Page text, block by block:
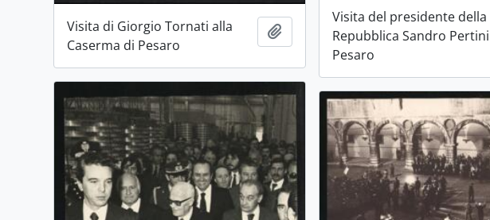
Visita di Giorgio Tornati alla
Caserma di Pesaro
Aggiungi all'area di lavoro
Visita del presidente della
Repubblica Sandro
Pesaro